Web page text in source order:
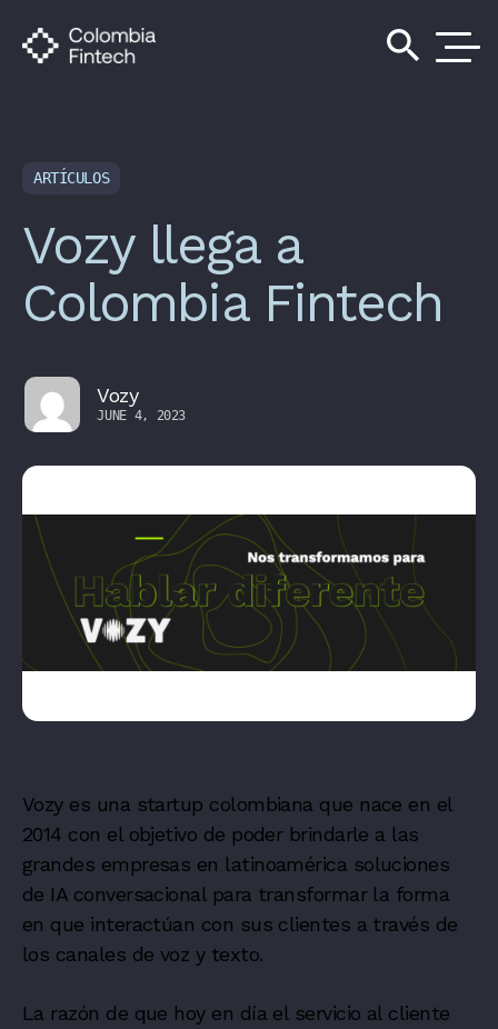
search
ARTÍCULOS
Vozy llega a
Colombia Fintech
Vozy
JUNE 4, 2023
Vozy es una startup colombiana que nace en el
2014 con el objetivo de poder brindarle a las
grandes empresas en latinoamérica soluciones
de IA conversacional para transformar la forma
en que interactúan con sus clientes a través de
los canales de voz y texto.
La razón de que hoy en día el servicio al cliente